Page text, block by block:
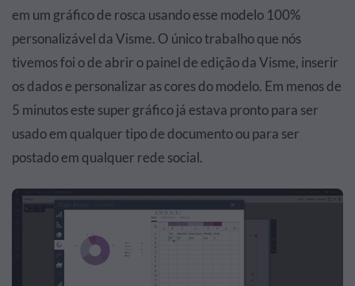
em um gráfico de rosca usando esse modelo 100%
personalizável da Visme. O único trabalho que nós
tivemos foi o de abrir o painel de edição da Visme, inserir
os dados e personalizar as cores do modelo. Em menos de
5 minutos este super gráfico já estava pronto para ser
usado em qualquer tipo de documento ou para ser
postado em qualquer rede social.